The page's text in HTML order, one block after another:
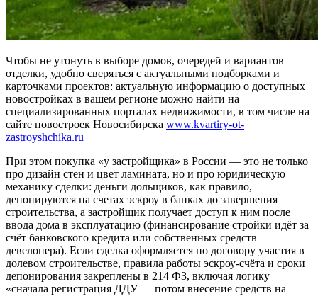
Чтобы не утонуть в выборе домов, очередей и вариантов
отделки, удобно сверяться с актуальными подборками и
карточками проектов: актуальную информацию о доступных
новостройках в вашем регионе можно найти на
специализированных порталах недвижимости, в том числе на
сайте новостроек Новосибирска www.kvartiry-ot-
zastroyshchika.ru
При этом покупка «у застройщика» в России — это не только
про дизайн стен и цвет ламината, но и про юридическую
механику сделки: деньги дольщиков, как правило,
депонируются на счетах эскроу в банках до завершения
строительства, а застройщик получает доступ к ним после
ввода дома в эксплуатацию (финансирование стройки идёт за
счёт банковского кредита или собственных средств
девелопера). Если сделка оформляется по договору участия в
долевом строительстве, правила работы эскроу-счёта и сроки
депонирования закреплены в 214 ФЗ, включая логику
«сначала регистрация ДДУ — потом внесение средств на